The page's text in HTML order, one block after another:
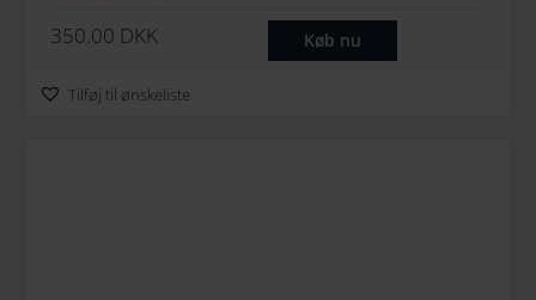
350.00 DKK Køb nu
Tilføj til ønskeliste